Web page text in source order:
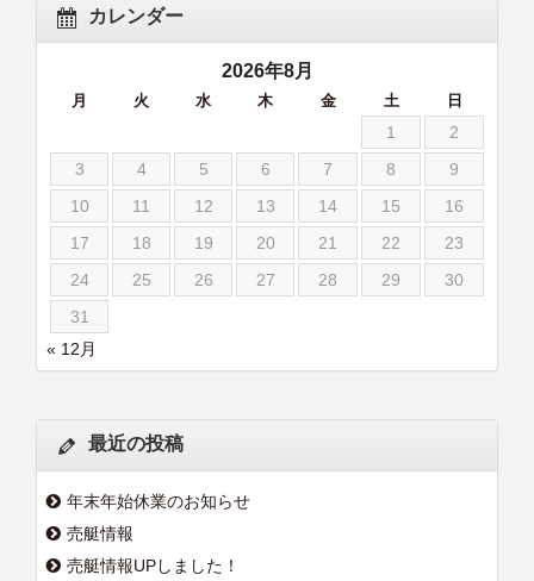
カレンダー
2026年8月
月 火 水 木 金 土 日
1
2
3
4 5 6 7 8
9
10
11 12 13 14 15
16
17
18 19 20 21 22
23
24
25 26 27 28 29
30
31
« 12月
最近の投稿
年末年始休業のお知らせ
売艇情報
売艇情報UPしました！